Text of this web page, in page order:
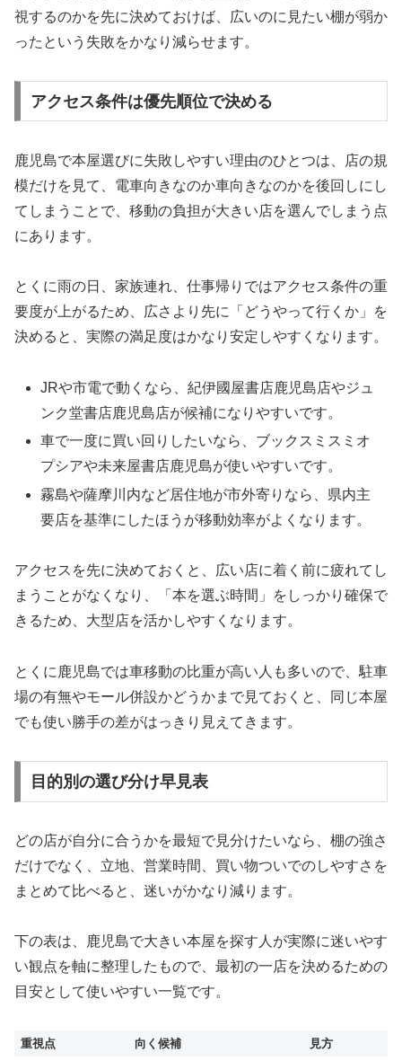
視するのかを先に決めておけば、広いのに見たい棚が弱か
ったという失敗をかなり減らせます。
アクセス条件は優先順位で決める
鹿児島で本屋選びに失敗しやすい理由のひとつは、店の規
模だけを見て、電車向きなのか車向きなのかを後回しにし
てしまうことで、移動の負担が大きい店を選んでしまう点
にあります。
とくに雨の日、家族連れ、仕事帰りではアクセス条件の重
要度が上がるため、広さより先に「どうやって行くか」を
決めると、実際の満足度はかなり安定しやすくなります。
JRや市電で動くなら、紀伊國屋書店鹿児島店やジュ
ンク堂書店鹿児島店が候補になりやすいです。
車で一度に買い回りしたいなら、ブックスミスミオ
プシアや未来屋書店鹿児島が使いやすいです。
霧島や薩摩川内など居住地が市外寄りなら、県内主
要店を基準にしたほうが移動効率がよくなります。
アクセスを先に決めておくと、広い店に着く前に疲れてし
まうことがなくなり、「本を選ぶ時間」をしっかり確保で
きるため、大型店を活かしやすくなります。
とくに鹿児島では車移動の比重が高い人も多いので、駐車
場の有無やモール併設かどうかまで見ておくと、同じ本屋
でも使い勝手の差がはっきり見えてきます。
目的別の選び分け早見表
どの店が自分に合うかを最短で見分けたいなら、棚の強さ
だけでなく、立地、営業時間、買い物ついでのしやすさを
まとめて比べると、迷いがかなり減ります。
下の表は、鹿児島で大きい本屋を探す人が実際に迷いやす
い観点を軸に整理したもので、最初の一店を決めるための
目安として使いやすい一覧です。
重視点 向く候補 見方